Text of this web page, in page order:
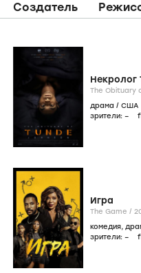
Создатель
Некролог
драма / США
зрители: –
Игра
The Game /
комедия,
зрители: –